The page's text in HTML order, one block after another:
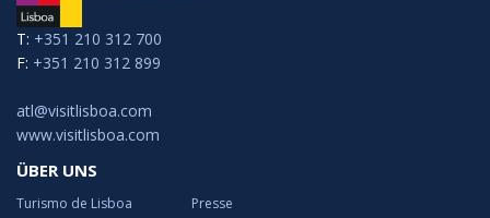
T: +351 210 312 700
F: +351 210 312 899
atl@visitlisboa.com
www.visitlisboa.com
ÜBER UNS
Turismo de Lisboa
Presse